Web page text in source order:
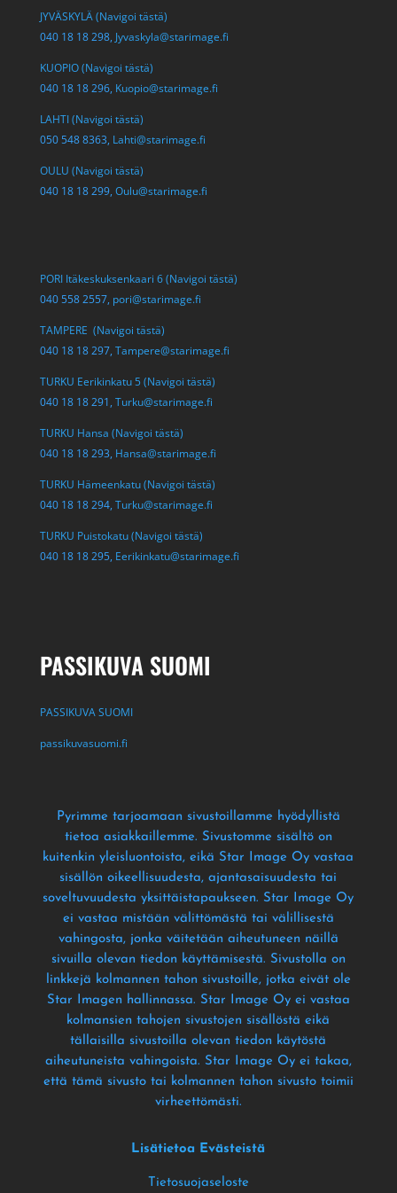
JYVÄSKYLÄ (Navigoi tästä)
040 18 18 298, Jyvaskyla@starimage.fi
KUOPIO (Navigoi tästä)
040 18 18 296, Kuopio@starimage.fi
LAHTI (Navigoi tästä)
050 548 8363, Lahti@starimage.fi
OULU (Navigoi tästä)
040 18 18 299, Oulu@starimage.fi
PORI Itäkeskuksenkaari 6 (Navigoi tästä)
040 558 2557, pori@starimage.fi
TAMPERE (Navigoi tästä)
040 18 18 297, Tampere@starimage.fi
TURKU Eerikinkatu 5 (Navigoi tästä)
040 18 18 291, Turku@starimage.fi
TURKU Hansa (Navigoi tästä)
040 18 18 293, Hansa@starimage.fi
TURKU Hämeenkatu (Navigoi tästä)
040 18 18 294, Turku@starimage.fi
TURKU Puistokatu (Navigoi tästä)
040 18 18 295, Eerikinkatu@starimage.fi
PASSIKUVA SUOMI
PASSIKUVA SUOMI
passikuvasuomi.fi
Pyrimme tarjoamaan sivustoillamme hyödyllistä
tietoa asiakkaillemme. Sivustomme sisältö on
kuitenkin yleisluontoista, eikä Star Image Oy vastaa
sisällön oikeellisuudesta, ajantasaisuudesta tai
soveltuvuudesta yksittäistapaukseen. Star Image Oy
ei vastaa mistään välittömästä tai välillisestä
vahingosta, jonka väitetään aiheutuneen näillä
sivuilla olevan tiedon käyttämisestä. Sivustolla on
linkkejä kolmannen tahon sivustoille, jotka eivät ole
Star Imagen hallinnassa. Star Image Oy ei vastaa
kolmansien tahojen sivustojen sisällöstä eikä
tällaisilla sivustoilla olevan tiedon käytöstä
aiheutuneista vahingoista. Star Image Oy ei takaa,
että tämä sivusto tai kolmannen tahon sivusto toimii
virheettömästi.
Lisätietoa Evästeistä
Tietosuojaseloste